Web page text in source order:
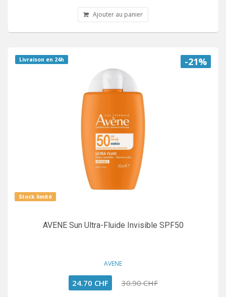
Ajouter au panier
Livraison en 24h
Stock limité
-21%
AVENE Sun Ultra-Fluide Invisible SPF50
AVENE
24.70 CHF 30.90 CHF